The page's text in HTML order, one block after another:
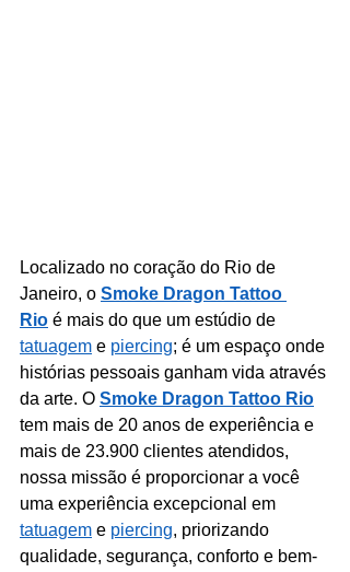
Localizado no coração do Rio de
Janeiro, o Smoke Dragon Tattoo
Rio é mais do que um estúdio de
tatuagem e piercing; é um espaço onde
histórias pessoais ganham vida através
da arte. O Smoke Dragon Tattoo Rio
tem mais de 20 anos de experiência e
mais de 23.900 clientes atendidos,
nossa missão é proporcionar a você
uma experiência excepcional em
tatuagem e piercing, priorizando
qualidade, segurança, conforto e bem-